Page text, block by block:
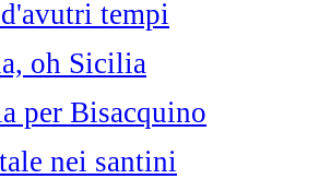
tempi
oh Sicilia
per Bisacquino
nei santini